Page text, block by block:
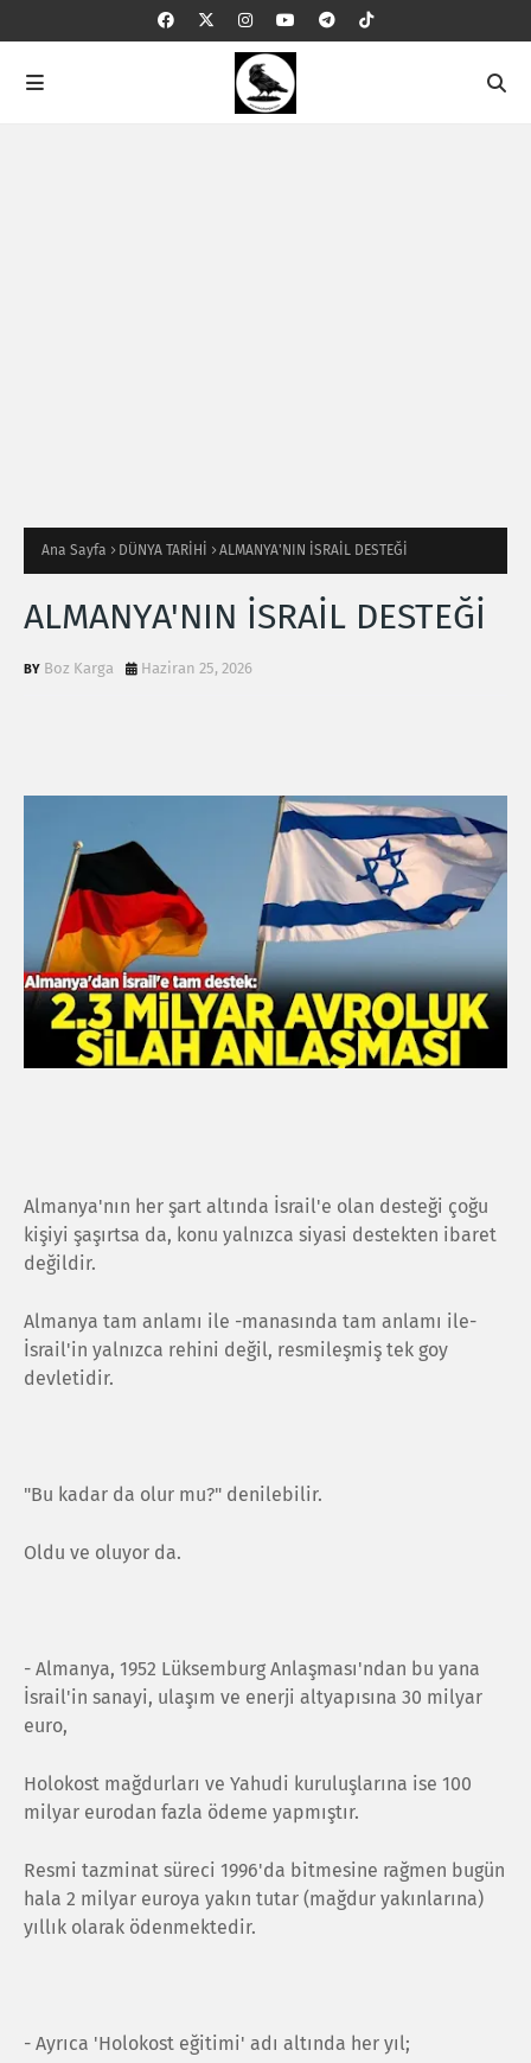
Ana Sayfa DÜNYA TARİHİ ALMANYA'NIN İSRAİL DESTEĞİ
ALMANYA'NIN İSRAİL DESTEĞİ
Boz Karga Haziran 25, 2026
Almanya'nın her şart altında İsrail'e olan desteği çoğu
kişiyi şaşırtsa da, konu yalnızca siyasi destekten ibaret
değildir.
Almanya tam anlamı ile -manasında tam anlamı ile-
İsrail'in yalnızca rehini değil, resmileşmiş tek goy
devletidir.
"Bu kadar da olur mu?" denilebilir.
Oldu ve oluyor da.
- Almanya, 1952 Lüksemburg Anlaşması'ndan bu yana
İsrail'in sanayi, ulaşım ve enerji altyapısına 30 milyar
euro,
Holokost mağdurları ve Yahudi kuruluşlarına ise 100
milyar eurodan fazla ödeme yapmıştır.
Resmi tazminat süreci 1996'da bitmesine rağmen bugün
hala 2 milyar euroya yakın tutar (mağdur yakınlarına)
yıllık olarak ödenmektedir.
- Ayrıca 'Holokost eğitimi' adı altında her yıl;